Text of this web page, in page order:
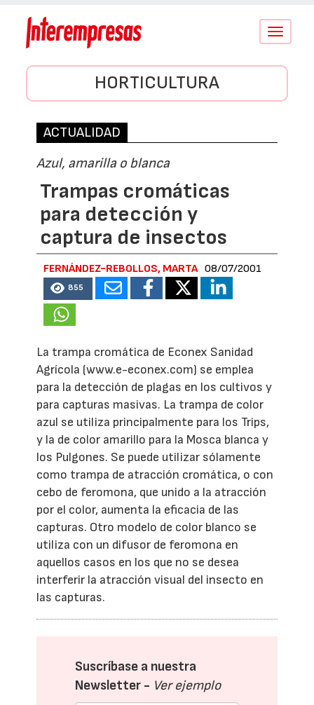
Conmutar
HORTICULTURA
ACTUALIDAD
Azul, amarilla o blanca
Trampas cromáticas
para detección y
captura de insectos
FERNÁNDEZ-REBOLLOS, MARTA 08/07/2001
855
La trampa cromática de Econex Sanidad
Agrícola (www.e-econex.com) se emplea
para la detección de plagas en los cultivos y
para capturas masivas. La trampa de color
azul se utiliza principalmente para los Trips,
y la de color amarillo para la Mosca blanca y
los Pulgones. Se puede utilizar sólamente
como trampa de atracción cromática, o con
cebo de feromona, que unido a la atracción
por el color, aumenta la eficacia de las
capturas. Otro modelo de color blanco se
utiliza con un difusor de feromona en
aquellos casos en los que no se desea
interferir la atracción visual del insecto en
las capturas.
Suscríbase a nuestra
Newsletter - Ver ejemplo